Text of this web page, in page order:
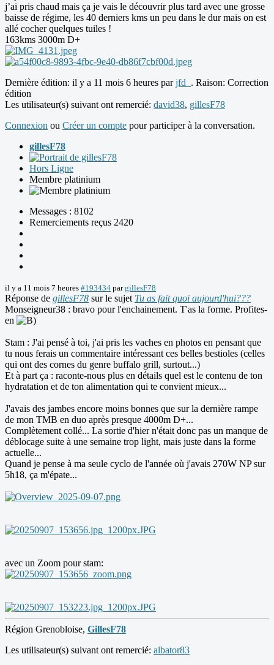
j’ai pris chaud mais ça je vais le découvrir plus tard avec une grosse
baisse de régime, les 40 derniers kms un peu dans le dur mais on est
allé cocher quelques tuiles !
163kms 3000m D+
Dernière édition: il y a 11 mois 6 heures parjfd_ . Raison: Correction
édition
Les utilisateur(s) suivant ont remercié: david38, gillesF78
Connexion ou Créer un compte pour participer à la conversation.
gillesF78
Hors Ligne
Membre platinium
Messages : 8102
Remerciements reçus 2420
il y a 11 mois 7 heures #193434 pargillesF78
Réponse de gillesF78 sur le sujet Tu as fait quoi aujourd'hui???
Monseigneur38 : bravo pour l'enchainement. T'as la forme. Profites-
en
Stam : J'ai pensé à toi, j'ai pris les vaches en photos en pensant que
tu nous ferais un commentaire intéressant ces belles bestioles (celles
qui ont des cornes du genre buffalo grill, surtout...)
Et à part ça : raconte-nous plus en détails quel est le contenu de ton
hydratation et de ton alimentation qui te convient mieux...
J'avais des jambes encore moins bonnes que sur la dernière rampe
de mon TMB en duo après presque 4000m D+...
Complètement collé... La sortie d'hier n'était donc pas un manque de
déblocage suite à une semaine trop light, mais juste dans la forme
actuelle...
Quand je pense à ma seule cyclo de l'année où j'avais 270W NP sur
5h18, ça m'épate...
avec un Zoom pour stam:
Région Grenobloise, GillesF78
Les utilisateur(s) suivant ont remercié: albator83